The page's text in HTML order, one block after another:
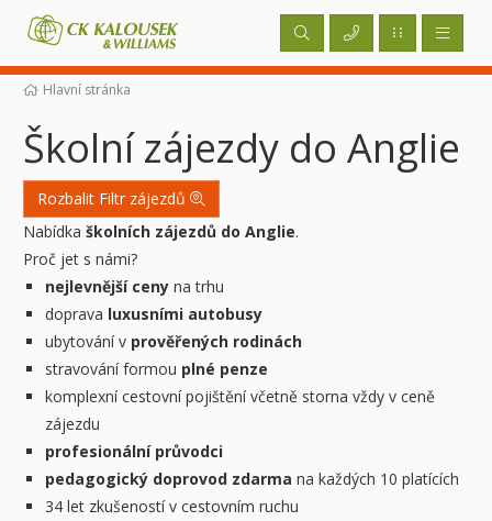
Hlavní stránka
Školní zájezdy do Anglie
Rozbalit Filtr zájezdů
Nabídka školních zájezdů do Anglie.
Proč jet s námi?
nejlevnější ceny na trhu
doprava luxusními autobusy
ubytování v prověřených rodinách
stravování formou plné penze
komplexní cestovní pojištění včetně storna vždy v ceně
zájezdu
profesionální průvodci
pedagogický doprovod zdarma na každých 10 platících
34 let zkušeností v cestovním ruchu